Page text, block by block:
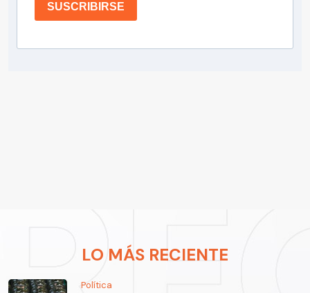
SUSCRIBIRSE
LO MÁS RECIENTE
Política